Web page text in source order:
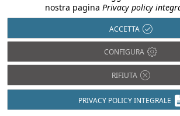
Partnership di
Infobuild
nostra pagina Privacy policy
ACCETTA
CONFIGURA
RIFIUTA
PRIVACY POLICY INTEGRALE